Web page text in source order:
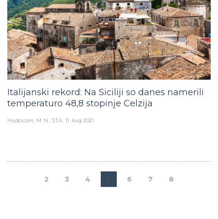
Italijanski rekord: Na Siciliji so danes namerili
temperaturo 48,8 stopinje Celzija
Hudo.com M. N., STA 11. Avg 2021
2 3 4 5 6 7 8